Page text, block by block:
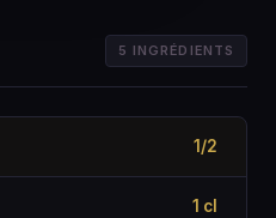
5 INGRÉDIENTS
1/2
1 cl